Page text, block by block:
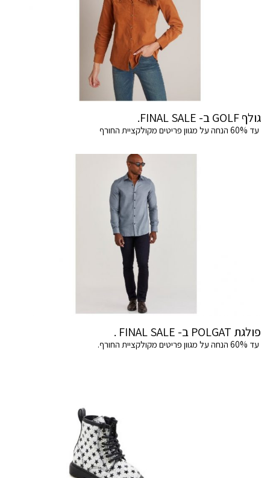
גולף GOLF ב- FINAL SALE.
עד 60% הנחה על מגוון פריטים מקולקציית החורף
פולגת POLGAT ב- FINAL SALE .
עד 60% הנחה על מגוון פריטים מקולקציית החורף.